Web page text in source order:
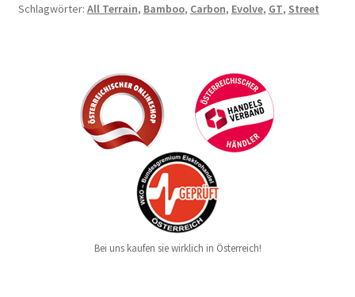
Schlagwörter: All Terrain, Bamboo, Carbon, Evolve, GT, Street
Bei uns kaufen sie wirklich in Österreich!